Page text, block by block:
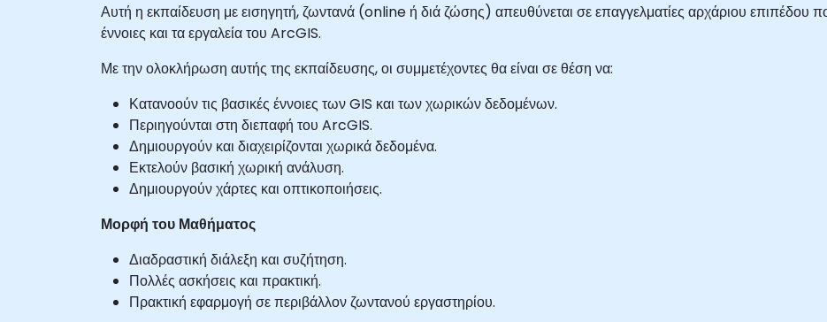
Αυτή η εκπαίδευση με εισηγητή, ζωντανά (online ή διά ζώσης) απευθύνεται σε επαγγελματίες αρχάριου επιπέδου
έννοιες και τα εργαλεία του ArcGIS.
Με την ολοκλήρωση αυτής της εκπαίδευσης, οι συμμετέχοντες θα είναι σε θέση να:
Κατανοούν τις βασικές έννοιες των GIS και των χωρικών δεδομένων.
Περιηγούνται στη διεπαφή του ArcGIS.
Δημιουργούν και διαχειρίζονται χωρικά δεδομένα.
Εκτελούν βασική χωρική ανάλυση.
Δημιουργούν χάρτες και οπτικοποιήσεις.
Μορφή του Μαθήματος
Διαδραστική διάλεξη και συζήτηση.
Πολλές ασκήσεις και πρακτική.
Πρακτική εφαρμογή σε περιβάλλον ζωντανού εργαστηρίου.